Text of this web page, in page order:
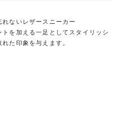
ないレザースニーカー
を加える一足としてスタイリッシ
た印象を与えます。